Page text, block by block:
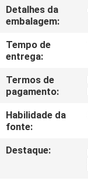
NOTÍCIA
SOLUÇÃO
MAPA
DO
Detalhes da
embalagem:
Tempo de
entrega:
Termos de
pagamento:
Habilidade da
fonte:
Destaque: